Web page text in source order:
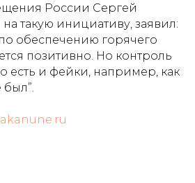
России Сергей
такую инициативу, заявил:
обеспечению горячего
позитивно. Но контроль
есть и фейки, например, как
был”.